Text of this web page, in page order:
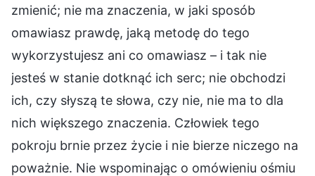
zmienić; nie ma znaczenia, w jaki sposób
omawiasz prawdę, jaką metodę do tego
wykorzystujesz ani co omawiasz – i tak nie
jesteś w stanie dotknąć ich serc; nie obchodzi
ich, czy słyszą te słowa, czy nie, nie ma to dla
nich większego znaczenia. Człowiek tego
pokroju brnie przez życie i nie bierze niczego na
poważnie. Nie wspominając o omówieniu ośmiu